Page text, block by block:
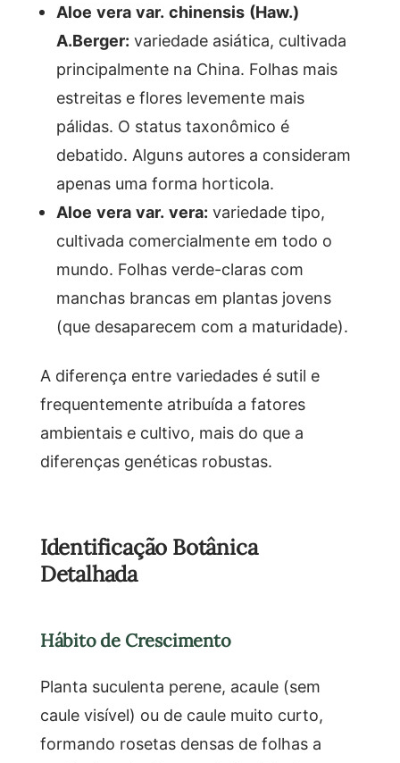
Aloe vera var. chinensis (Haw.)
A.Berger: variedade asiática, cultivada
principalmente na China. Folhas mais
estreitas e flores levemente mais
pálidas. O status taxonômico é
debatido. Alguns autores a consideram
apenas uma forma horticola.
Aloe vera var. vera: variedade tipo,
cultivada comercialmente em todo o
mundo. Folhas verde-claras com
manchas brancas em plantas jovens
(que desaparecem com a maturidade).
A diferença entre variedades é sutil e
frequentemente atribuída a fatores
ambientais e cultivo, mais do que a
diferenças genéticas robustas.
Identificação Botânica
Detalhada
Hábito de Crescimento
Planta suculenta perene, acaule (sem
caule visível) ou de caule muito curto,
formando rosetas densas de folhas a